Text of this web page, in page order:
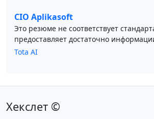
CIO Aplikasoft
Это резюме не соответствует
предоставляет достаточно
Tota AI
Хекслет ©